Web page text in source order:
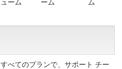
ューム
ーム
ム
すべてのプランで、サポート チー